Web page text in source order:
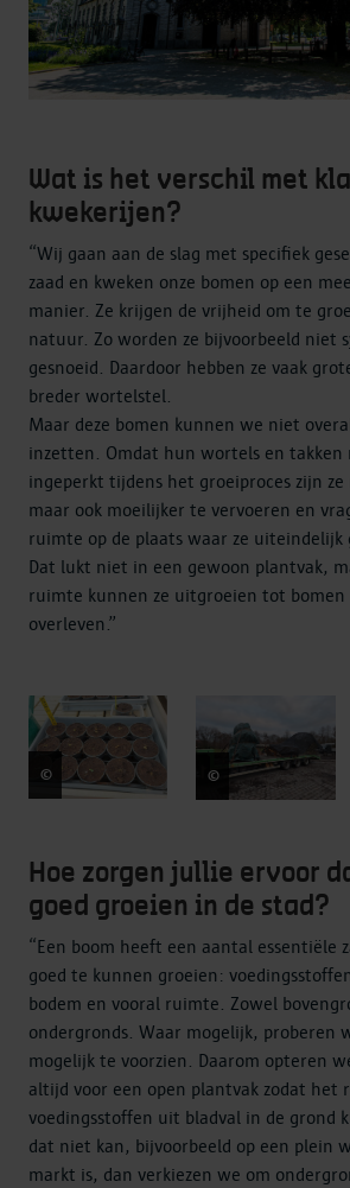
Wat is het verschil met
kwekerijen?
“Wij gaan aan de slag met specifiek
zaad en kweken onze bomen op een
manier. Ze krijgen de vrijheid om te
natuur. Zo worden ze bijvoorbeeld niet
gesnoeid. Daardoor hebben ze vaak
breder wortelstel.
Maar deze bomen kunnen we niet
inzetten. Omdat hun wortels en takken
ingeperkt tijdens het groeiproces zijn
maar ook moeilijker te vervoeren en
ruimte op de plaats waar ze uiteindelijk
Dat lukt niet in een gewoon plantvak,
ruimte kunnen ze uitgroeien tot bomen
overleven.”
© Stad Antwerpen © Stad Antwerpen
Hoe zorgen jullie ervoor
goed groeien in de stad?
“Een boom heeft een aantal essentiële
goed te kunnen groeien:
bodem en vooral ruimte. Zowel
ondergronds. Waar mogelijk, proberen
mogelijk te voorzien. Daarom opteren
altijd voor een open plantvak zodat het
voedingsstoffen uit bladval in de grond
dat niet kan, bijvoorbeeld op een plein
markt is, dan verkiezen we om